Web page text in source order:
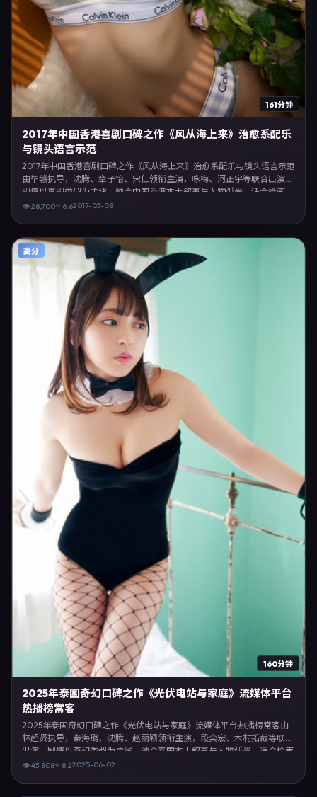
161分钟
2017年中国香港喜剧口碑之作《风从海上来》治愈系配乐
与镜头语言示范
2017年中国香港喜剧口碑之作《风从海上来》治愈系配乐与镜头语言示范
由毕赣执导，沈腾、章子怡、宋佳领衔主演，咏梅、河正宇等联合出演。
剧情以喜剧类型为主线，融合中国香港本土叙事与人物弧光，适合检索
「喜剧电影 中国香港 毕赣 沈腾」等关键词的观众。2017年3月8日于中国
👁28,700⭐ 6.62017-03-08
高分
160分钟
2025年泰国奇幻口碑之作《光伏电站与家庭》流媒体平台
热播榜常客
2025年泰国奇幻口碑之作《光伏电站与家庭》流媒体平台热播榜常客由
林超贤执导，秦海璐、沈腾、赵丽颖领衔主演，段奕宏、木村拓哉等联合
出演。剧情以奇幻类型为主线，融合泰国本土叙事与人物弧光，适合检索
「奇幻电影 泰国 林超贤 秦海璐」等关键词的观众。2025年6月2日起在
👁43,808⭐ 8.22025-06-02